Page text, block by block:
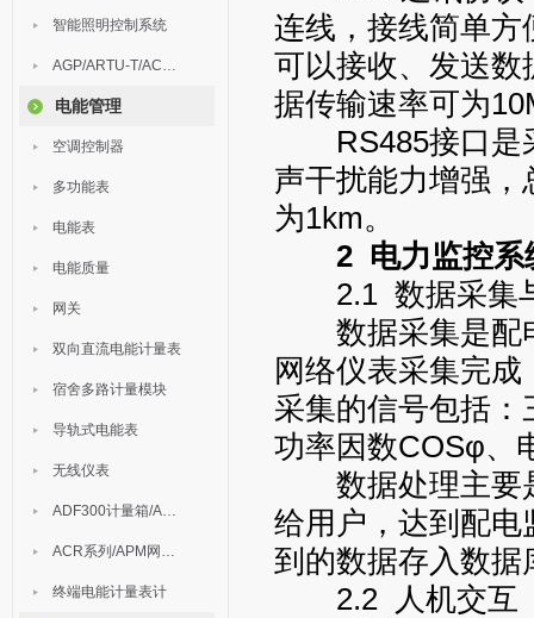
智能照明控制系统
AGP/ARTU-T/ACM/ADDC
电能管理
空调控制器
多功能表
电能表
电能质量
网关
双向直流电能计量表
宿舍多路计量模块
导轨式电能表
无线仪表
ADF300计量箱/AEW无线计量
ACR系列/APM网络电力仪表
终端电能计量表计
连线，接线简单
可以接收、发送
据传输速率可为
RS485接口是采
声干扰能力增强
为1km。
2 电力监控系
2.1 数据采集
数据采集是配电
网络仪表采集完
采集的信号包括
功率因数COSφ、
数据处理主要是
给用户，达到配
到的数据存入数据
2.2 人机交互